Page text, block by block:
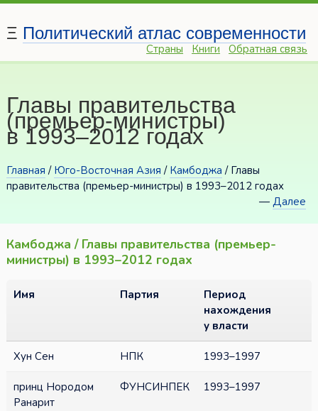
Ξ Политический атлас современности
Страны Книги Обратная связь
Главы правительства
(премьер-министры)
в 1993–2012 годах
Главная / Юго-Восточная Азия / Камбоджа / Главы
правительства (премьер-министры) в 1993–2012 годах
—Далее
Камбоджа / Главы правительства (премьер-
министры) в 1993–2012 годах
Имя Партия
Период
нахождения
у власти
Хун Сен НПК 1993–1997
принц Нородом
Ранарит
ФУНСИНПЕК 1993–1997